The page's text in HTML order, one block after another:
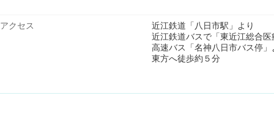
アクセス
近江鉄道「八日市駅」より
近江鉄道バスで「東近江総合
高速バス「名神八日市バス停」
東方へ徒歩約５分